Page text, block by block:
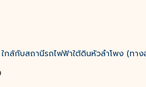
ล้กับสถานีรถไฟฟ้าใต้ดินหัวลำโพง (ทาง